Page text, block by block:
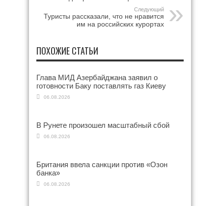
Следующий
Туристы рассказали, что не нравится
им на российских курортах
ПОХОЖИЕ СТАТЬИ
Глава МИД Азербайджана заявил о
готовности Баку поставлять газ Киеву
06.08.2026
В Рунете произошел масштабный сбой
06.08.2026
Британия ввела санкции против «Озон
банка»
06.08.2026